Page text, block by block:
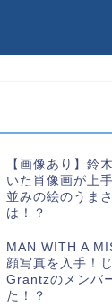
【画像あり】鈴
いた肖像画が上
並みの絵のうま
は！？
MAN WITH A
顔写真を入手！
Grantzのメンバ
た！？